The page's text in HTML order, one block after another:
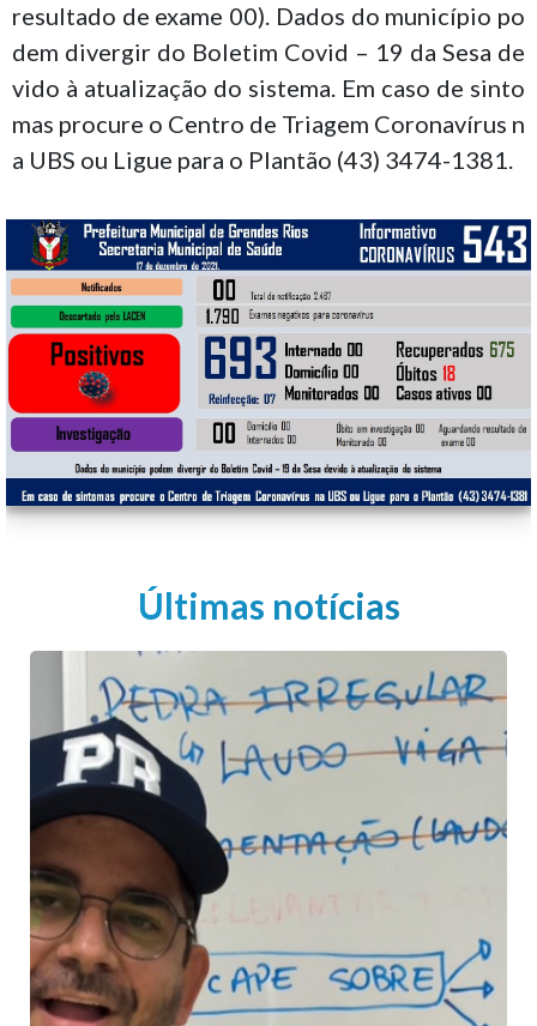
resultado de exame 00). Dados do município po
dem divergir do Boletim Covid – 19 da Sesa de
vido à atualização do sistema. Em caso de sinto
mas procure o Centro de Triagem Coronavírus n
a UBS ou Ligue para o Plantão (43) 3474-1381.
Últimas notícias